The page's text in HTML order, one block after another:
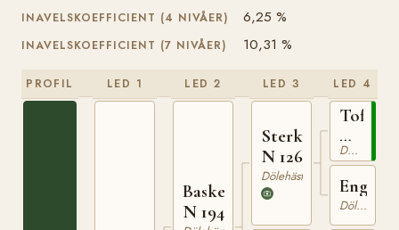
INAVELSKOEFFICIENT (4 NIVÅER) 6,25 %
INAVELSKOEFFICIENT (7 NIVÅER) 10,31 %
PROFIL LED 1 LED 2
Basken
N 194
LED 3
Sterkoder
N 126
Dölehäst
LED 4
N
82
Dölehäst
Dölehäst